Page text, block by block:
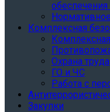
Комплексная
Охрана труда
ГО и ЧС
Работа с
Закупки